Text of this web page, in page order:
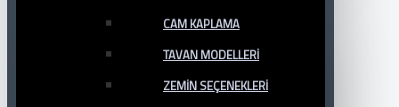
CAM KAPLAMA
TAVAN MODELLERI
ZEMIN SEÇENEKLERI